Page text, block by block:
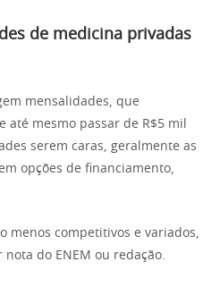
de medicina privadas
mensalidades, que
mesmo passar de R$5 mil
serem caras, geralmente as
opções de financiamento,
menos competitivos e variados,
do ENEM ou redação.